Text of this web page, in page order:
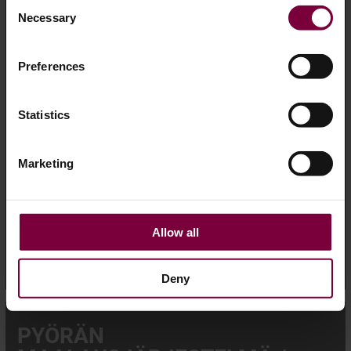
Selection
Necessary
Preferences
Statistics
Marketing
Allow all
Deny
PYÖRÄN